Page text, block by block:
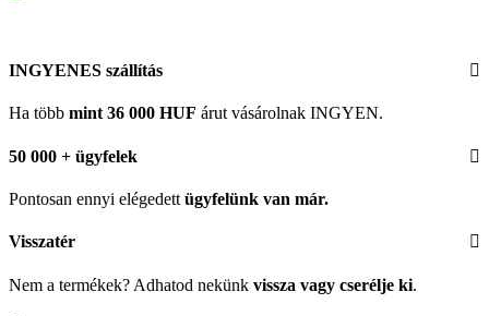
INGYENES szállítás
Ha több mint 36 000 HUF árut vásárolnak INGYEN.
50 000 + ügyfelek
Pontosan ennyi elégedett ügyfelünk van már.
Visszatér
Nem a termékek? Adhatod nekünk vissza vagy cserélje ki.